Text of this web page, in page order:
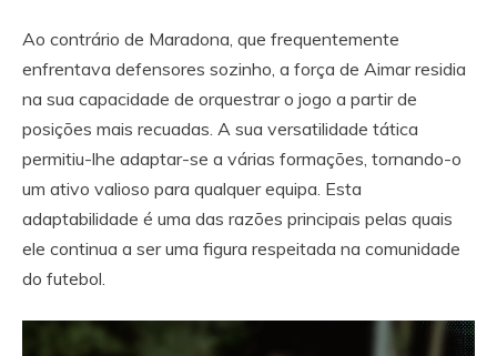
Ao contrário de Maradona, que frequentemente
enfrentava defensores sozinho, a força de Aimar residia
na sua capacidade de orquestrar o jogo a partir de
posições mais recuadas. A sua versatilidade tática
permitiu-lhe adaptar-se a várias formações, tornando-o
um ativo valioso para qualquer equipa. Esta
adaptabilidade é uma das razões principais pelas quais
ele continua a ser uma figura respeitada na comunidade
do futebol.